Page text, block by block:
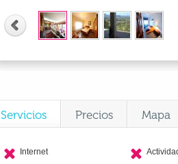
Servicios Precios Mapa
Internet